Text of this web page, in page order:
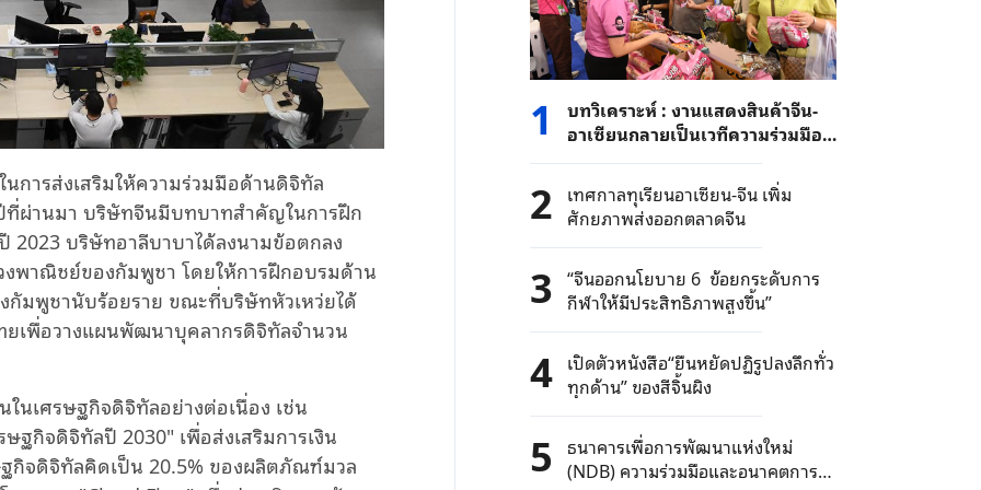
ารส่งเสริมให้ความร่วมมือด้านดิจิทัล
ที่ผ่านมา บริษัทจีนมีบทบาทสำคัญในการฝึก
2023 บริษัทอาลีบาบาได้ลงนามข้อตกลง
พาณิชย์ของกัมพูชา โดยให้การฝึกอบรมด้าน
กัมพูชานับร้อยราย ขณะที่บริษัทหัวเหว่ยได้
เพื่อวางแผนพัฒนาบุคลากรดิจิทัลจำนวน
ในเศรษฐกิจดิจิทัลอย่างต่อเนื่อง เช่น
กิจดิจิทัลปี 2030" เพื่อส่งเสริมการเงิน
กิจดิจิทัลคิดเป็น 20.5% ของผลิตภัณฑ์มวล
1
บทวิเคราะห์ : งานแสดงสินค้าจีน-
อาเซียนกลายเป็นเวทีความร่วมมือที่
สำคัญและเป็นประโยชน์ร่วมกันมาก
2 เทศกาลทุเรียนอาเซียน-จีน เพิ่ม
ศักยภาพส่งออกตลาดจีน
3 “จีนออกนโยบาย 6 ข้อยกระดับการ
กีฬาให้มีประสิทธิภาพสูงขึ้น”
4 เปิดตัวหนังสือ“ยืนหยัดปฏิรูปลงลึกทั่ว
ทุกด้าน” ของสีจิ้นผิง
5
ธนาคารเพื่อการพัฒนาแห่งใหม่
(NDB) ความร่วมมือและอนาคตการ